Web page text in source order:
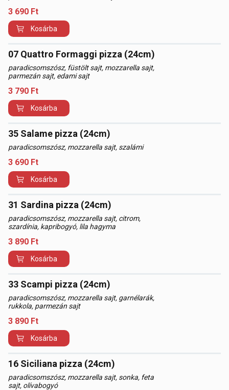
3 690 Ft
Kosárba
07 Quattro Formaggi pizza (24cm)
paradicsomszósz, füstölt sajt, mozzarella sajt,
parmezán sajt, edami sajt
3 790 Ft
Kosárba
35 Salame pizza (24cm)
paradicsomszósz, mozzarella sajt, szalámi
3 690 Ft
Kosárba
31 Sardina pizza (24cm)
paradicsomszósz, mozzarella sajt, citrom,
szardínia, kapribogyó, lila hagyma
3 890 Ft
Kosárba
33 Scampi pizza (24cm)
paradicsomszósz, mozzarella sajt, garnélarák,
rukkola, parmezán sajt
3 890 Ft
Kosárba
16 Siciliana pizza (24cm)
paradicsomszósz, mozzarella sajt, sonka, feta
sajt, olívabogyó